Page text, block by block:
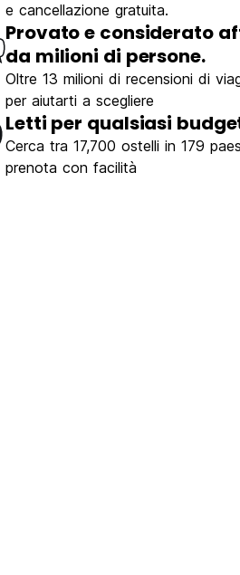
e cancellazione gratuita.
Provato e considerato
da milioni di persone.
Oltre 13 milioni di recensioni di
per aiutarti a scegliere
Letti per qualsiasi
Cerca tra 17,700 ostelli in 179
prenota con facilità